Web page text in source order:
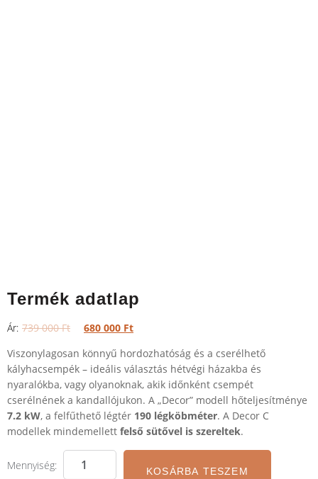
Termék adatlap
739 000Ft 680 000 Ft
Viszonylagosan könnyű hordozhatóság és a cserélhető
kályhacsempék – ideális választás hétvégi házakba és
nyaralókba, vagy olyanoknak, akik időnként csempét
cserélnének a kandallójukon. A „Decor” modell hőteljesítménye
7.2 kW, a felfűthető légtér 190 légköbméter. A Decor C
modellek mindemellett felső sütővel is szereltek.
KOSÁRBA TESZEM